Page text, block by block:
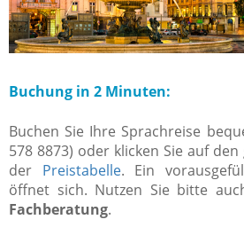
Buchung in 2 Minuten:
Buchen Sie Ihre Sprachreise
578 8873) oder klicken Sie auf
der Preistabelle. Ein
öffnet sich. Nutzen Sie bitte
Fachberatung.